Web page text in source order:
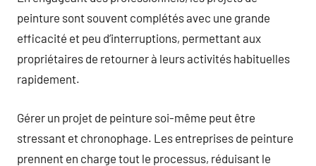
peinture sont souvent complétés avec une grande
efficacité et peu d’interruptions, permettant aux
propriétaires de retourner à leurs activités habituelles
rapidement.
Gérer un projet de peinture soi-même peut être
stressant et chronophage. Les entreprises de peinture
prennent en charge tout le processus, réduisant le